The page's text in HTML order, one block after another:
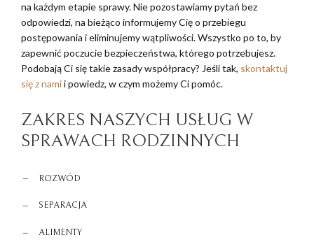
na każdym etapie sprawy. Nie pozostawiamy pytań bez
odpowiedzi, na bieżąco informujemy Cię o przebiegu
postępowania i eliminujemy wątpliwości. Wszystko po to, by
zapewnić poczucie bezpieczeństwa, którego potrzebujesz.
Podobają Ci się takie zasady współpracy? Jeśli tak, skontaktuj
się z namii powiedz, w czym możemy Ci pomóc.
ZAKRES NASZYCH USŁUG W
SPRAWACH RODZINNYCH
ROZWÓD
SEPARACJA
ALIMENTY